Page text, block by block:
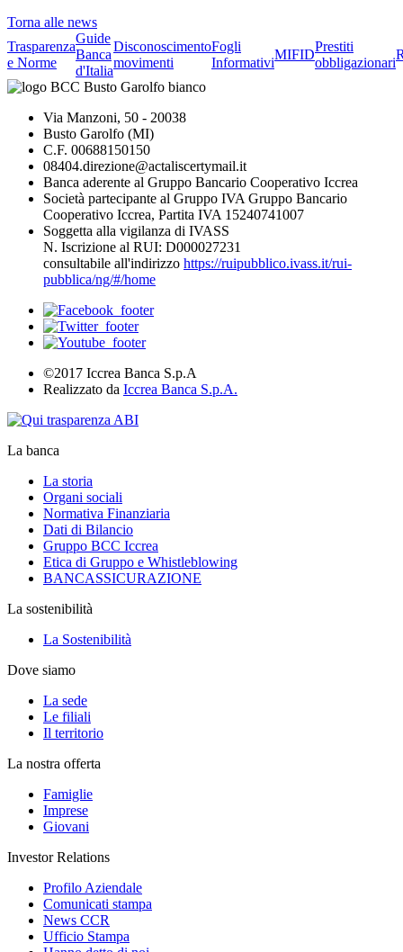
Torna alle news
Trasparenza
e Norme
Guide
Banca
d'Italia
Disconoscimento
movimenti
Fogli
Informativi
MIFID
Prestiti
obbligazionari
Via Manzoni, 50 - 20038
Busto Garolfo (MI)
C.F. 00688150150
08404.direzione@actaliscertymail.it
Banca aderente al Gruppo Bancario Cooperativo Iccrea
Società partecipante al Gruppo IVA Gruppo Bancario
Cooperativo Iccrea, Partita IVA 15240741007
Soggetta alla vigilanza di IVASS
N. Iscrizione al RUI: D000027231
consultabile all'indirizzo https://ruipubblico.ivass.it/rui-
pubblica/ng/#/home
©2017 Iccrea Banca S.p.A
Realizzato da Iccrea Banca S.p.A.
La banca
La storia
Organi sociali
Normativa Finanziaria
Dati di Bilancio
Gruppo BCC Iccrea
Etica di Gruppo e Whistleblowing
BANCASSICURAZIONE
La sostenibilità
La Sostenibilità
Dove siamo
La sede
Le filiali
Il territorio
La nostra offerta
Famiglie
Imprese
Giovani
Investor Relations
Profilo Aziendale
Comunicati stampa
News CCR
Ufficio Stampa